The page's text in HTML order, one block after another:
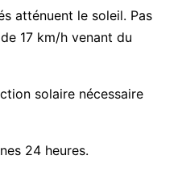
atténuent le soleil. Pas
17 km/h venant du
solaire nécessaire
24 heures.